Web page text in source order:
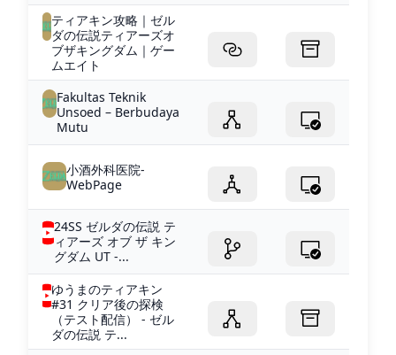
ティアキン攻略｜ゼル
ダの伝説ティアーズオ
ブザキングダム｜ゲー
ムエイト
Fakultas Teknik
Unsoed – Berbudaya
Mutu
小酒外科医院-
WebPage
24SS ゼルダの伝説 テ
ィアーズ オブ ザ キン
グダム UT -...
ゆうまのティアキン
#31 クリア後の探検
（テスト配信） - ゼル
ダの伝説 テ...